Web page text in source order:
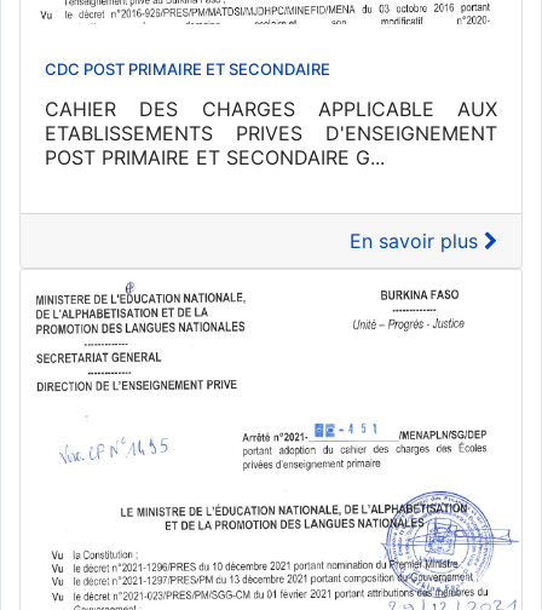
CDC POST PRIMAIRE ET SECONDAIRE
CAHIER DES CHARGES APPLICABLE AUX
ETABLISSEMENTS PRIVES D'ENSEIGNEMENT
POST PRIMAIRE ET SECONDAIRE G...
En savoir plus